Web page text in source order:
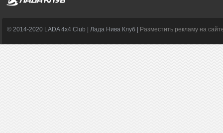
© 2014-2020 LADA 4x4 Club | Лада Нива Клуб | Разместить рекламу на